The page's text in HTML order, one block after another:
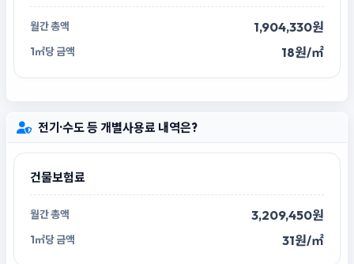
1,904,330원
18원/㎡
전기·수도 등 개별사용료 내역은?
건물보험료
3,209,450원
31원/㎡